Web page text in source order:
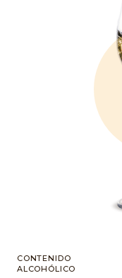
CONTENIDO
ALCOHÓLICO